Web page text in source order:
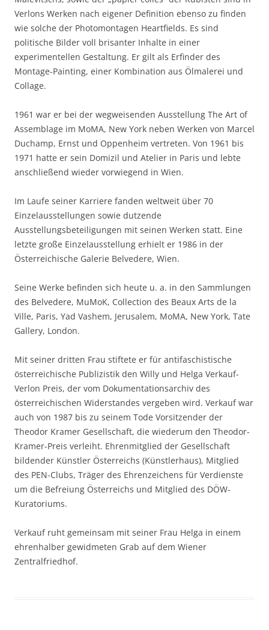
Verlons Werken nach eigener Definition ebenso zu finden
wie solche der Photomontagen Heartfields. Es sind
politische Bilder voll brisanter Inhalte in einer
experimentellen Gestaltung. Er gilt als Erfinder des
Montage-Painting, einer Kombination aus Ölmalerei und
Collage.
1961 war er bei der wegweisenden Ausstellung The Art of
Assemblage im MoMA, New York neben Werken von Marcel
Duchamp, Ernst und Oppenheim vertreten. Von 1961 bis
1971 hatte er sein Domizil und Atelier in Paris und lebte
anschließend wieder vorwiegend in Wien.
Im Laufe seiner Karriere fanden weltweit über 70
Einzelausstellungen sowie dutzende
Ausstellungsbeteiligungen mit seinen Werken statt. Eine
letzte große Einzelausstellung erhielt er 1986 in der
Österreichische Galerie Belvedere, Wien.
Seine Werke befinden sich heute u. a. in den Sammlungen
des Belvedere, MuMoK, Collection des Beaux Arts de la
Ville, Paris, Yad Vashem, Jerusalem, MoMA, New York, Tate
Gallery, London.
Mit seiner dritten Frau stiftete er für antifaschistische
österreichische Publizistik den Willy und Helga Verkauf-
Verlon Preis, der vom Dokumentationsarchiv des
österreichischen Widerstandes vergeben wird. Verkauf war
auch von 1987 bis zu seinem Tode Vorsitzender der
Theodor Kramer Gesellschaft, die wiederum den Theodor-
Kramer-Preis verleiht. Ehrenmitglied der Gesellschaft
bildender Künstler Österreichs (Künstlerhaus), Mitglied
des PEN-Clubs, Träger des Ehrenzeichens für Verdienste
um die Befreiung Österreichs und Mitglied des DÖW-
Kuratoriums.
Verkauf ruht gemeinsam mit seiner Frau Helga in einem
ehrenhalber gewidmeten Grab auf dem Wiener
Zentralfriedhof.